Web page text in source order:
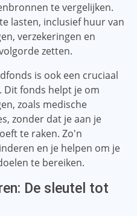
te vergelijken.
lasten, inclusief huur van
verzekeringen en
zetten.
is ook een cruciaal
fonds helpt je om
zoals medische
zonder dat je aan je
te raken. Zo'n
en je helpen om je
te bereiken.
De sleutel tot